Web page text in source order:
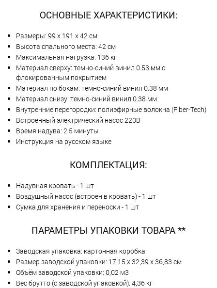
ОСНОВНЫЕ ХАРАКТЕРИСТИКИ:
Размеры: 99 х 191 х 42 см
Высота спального места: 42 см
Максимальная нагрузка: 136 кг
Материал сверху: темно-синий винил 0.53 мм с
флокированным покрытием
Материал по бокам: темно-синий винил 0.38 мм
Материал снизу: темно-синий винил 0.38 мм
Внутренние перегородки: полиэфирные волокна (Fiber-Tech)
Встроенный электрический насос 220В
Время надува: 2.5 минуты
Инструкция на русском языке
КОМПЛЕКТАЦИЯ:
Надувная кровать - 1 шт
Воздушный насос (встроен в кровать) - 1 шт
Сумка для хранения и переноски - 1 шт
ПАРАМЕТРЫ УПАКОВКИ ТОВАРА **
Заводская упаковка: картонная коробка
Размер заводской упаковки: 17,15 х 32,39 х 36,83 см
Объём заводской упаковки: 0,02 м3
Вес брутто (с заводской упаковкой): 4,36 кг